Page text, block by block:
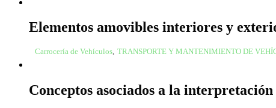
Elementos amovibles interiores y
Carrocería de Vehículos, TRANSPORTE Y MANTENIMIENTO DE
Conceptos asociados a la